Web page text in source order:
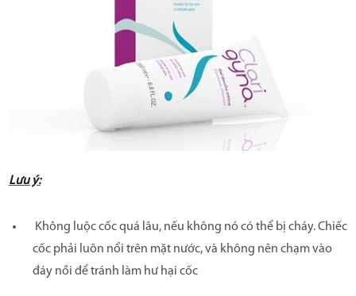
Lưu ý:
Không luộc cốc quá lâu, nếu không nó có thể bị cháy. Chiếc
cốc phải luôn nổi trên mặt nước, và không nên chạm vào
đáy nồi để tránh làm hư hại cốc